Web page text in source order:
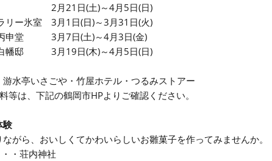
場 2月21日(土)～4月5日(日)
リー氷室 3月1日(日)～3月31日(火)
丙申堂 3月7日(土)～4月3日(金)
白幡邸 3月19日(木)～4月5日(日)
水亭いさごや・竹屋ホテル・つるみストアー
等は、下記の鶴岡市HPよりご確認ください。
験
がら、おいしくてかわいらしいお雛菓子を作ってみませんか。
・荘内神社